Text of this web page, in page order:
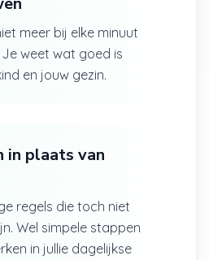
meer bij elke minuut
weet wat goed is
en jouw gezin.
in plaats van
regels die toch niet
Wel simpele stappen
in jullie dagelijkse